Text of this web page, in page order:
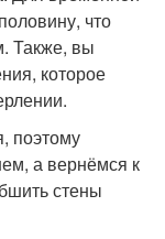
что
Также, вы
которое
поэтому
а вернёмся к
стены